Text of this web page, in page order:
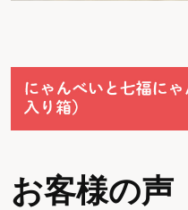
お客様の声